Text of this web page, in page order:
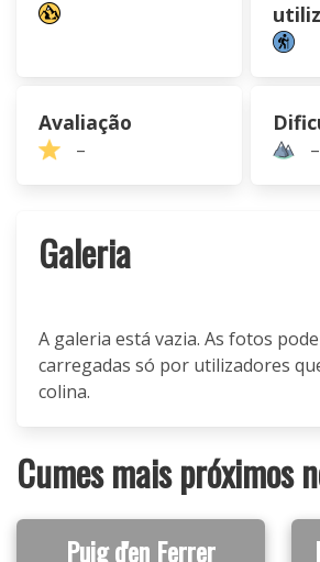
Avaliação
– –
Galeria
A galeria está vazia. As fotos
carregadas só por utilizadores
colina.
Cumes mais próximos
Puig d'en Ferrer